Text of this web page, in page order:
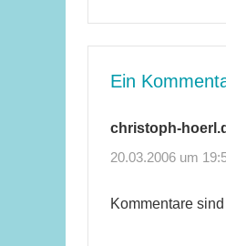
Ein
christoph-
20.03.2006 um
Kommentare